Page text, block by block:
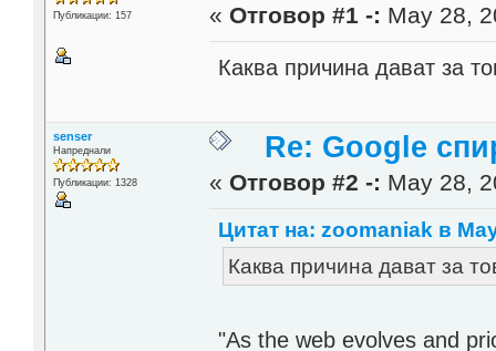
Публикации: 157 « Отговор #1 -: May 28,
Каква причина дават за
senser
Напреднали
Публикации: 1328
Re: Google
« Отговор #2 -: May 28,
Цитат на: zoomaniak в
Каква причина дават за
"As the web evolves and